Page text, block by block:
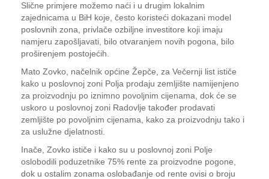
Slične primjere možemo naći i u drugim lokalnim
zajednicama u BiH koje, često koristeći dokazani model
poslovnih zona, privlače ozbiljne investitore koji imaju
namjeru zapošljavati, bilo otvaranjem novih pogona, bilo
proširenjem postojećih.
Mato Zovko, načelnik općine Žepče, za Večernji list ističe
kako u poslovnoj zoni Polja prodaju zemljište namijenjeno
za proizvodnju po iznimno povoljnim cijenama, dok će se
uskoro u poslovnoj zoni Radovlje također prodavati
zemljište po povoljnim cijenama, kako za proizvodnju tako i
za uslužne djelatnosti.
Inače, Zovko ističe i kako su u poslovnoj zoni Polje
oslobodili poduzetnike 75% rente za proizvodne pogone,
dok u ostalim zonama oslobađanje od rente ovisi o broju